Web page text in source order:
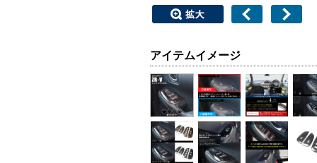
アイテムイメージ